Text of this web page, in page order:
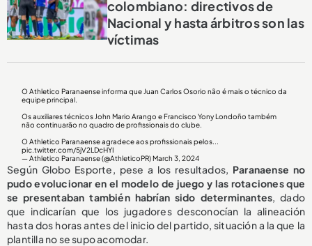
colombiano: directivos de
Nacional y hasta árbitros son las
víctimas
O Athletico Paranaense informa que Juan Carlos Osorio não é mais o técnico da
equipe principal.
Os auxiliares técnicos John Mario Arango e Francisco Yony Londoño também
não continuarão no quadro de profissionais do clube.
O Athletico Paranaense agradece aos profissionais pelos...
pic.twitter.com/5jV2LDcHYI
— Athletico Paranaense (@AthleticoPR)March 3, 2024
Según Globo Esporte, pese a los resultados, Paranaense no
pudo evolucionar en el modelo de juego y las rotaciones que
se presentaban también habrían sido determinantes, dado
que indicarían que los jugadores desconocían la alineación
hasta dos horas antes del inicio del partido, situación a la que la
plantilla no se supo acomodar.